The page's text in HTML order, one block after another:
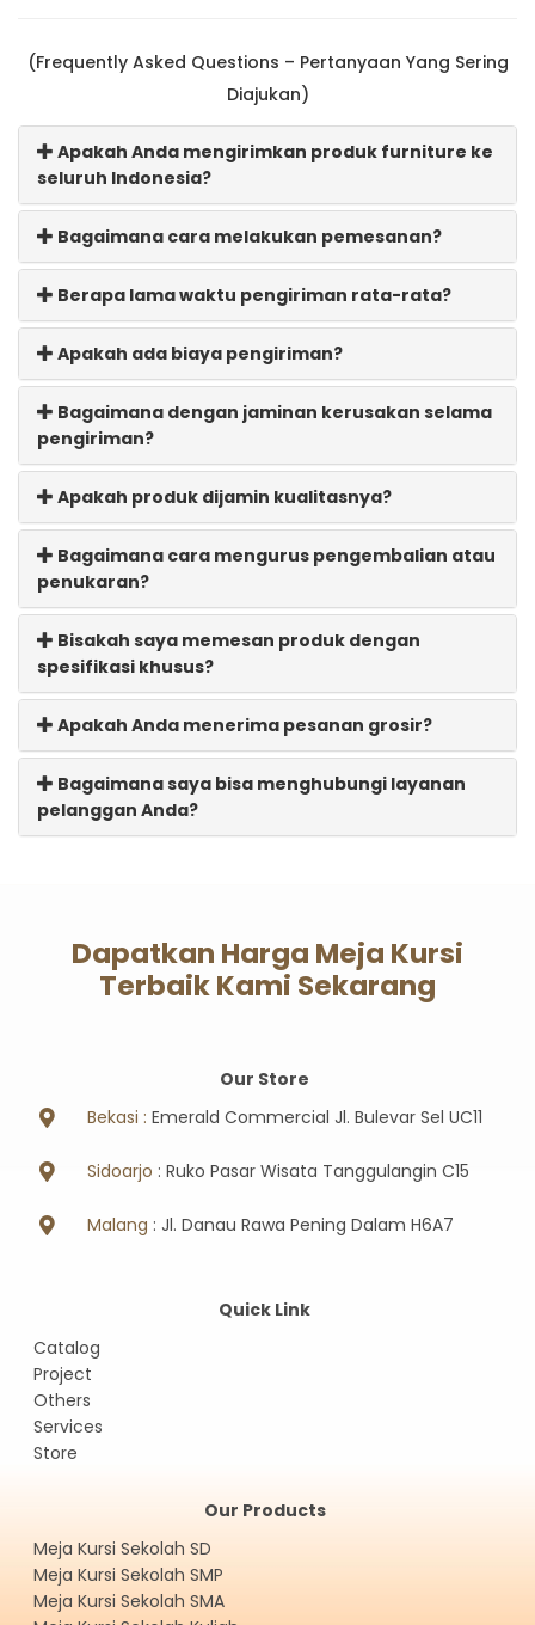
(Frequently Asked Questions – Pertanyaan Yang Sering
Diajukan)
Apakah Anda mengirimkan produk furniture ke
seluruh Indonesia?
Bagaimana cara melakukan pemesanan?
Berapa lama waktu pengiriman rata-rata?
Apakah ada biaya pengiriman?
Bagaimana dengan jaminan kerusakan selama
pengiriman?
Apakah produk dijamin kualitasnya?
Bagaimana cara mengurus pengembalian atau
penukaran?
Bisakah saya memesan produk dengan
spesifikasi khusus?
Apakah Anda menerima pesanan grosir?
Bagaimana saya bisa menghubungi layanan
pelanggan Anda?
Dapatkan Harga Meja Kursi
Terbaik Kami Sekarang
Our Store
Bekasi : Emerald Commercial Jl. Bulevar Sel UC11
Sidoarjo : Ruko Pasar Wisata Tanggulangin C15
Malang : Jl. Danau Rawa Pening Dalam H6A7
Quick Link
Catalog
Project
Others
Services
Store
Our Products
Meja Kursi Sekolah SD
Meja Kursi Sekolah SMP
Meja Kursi Sekolah SMA